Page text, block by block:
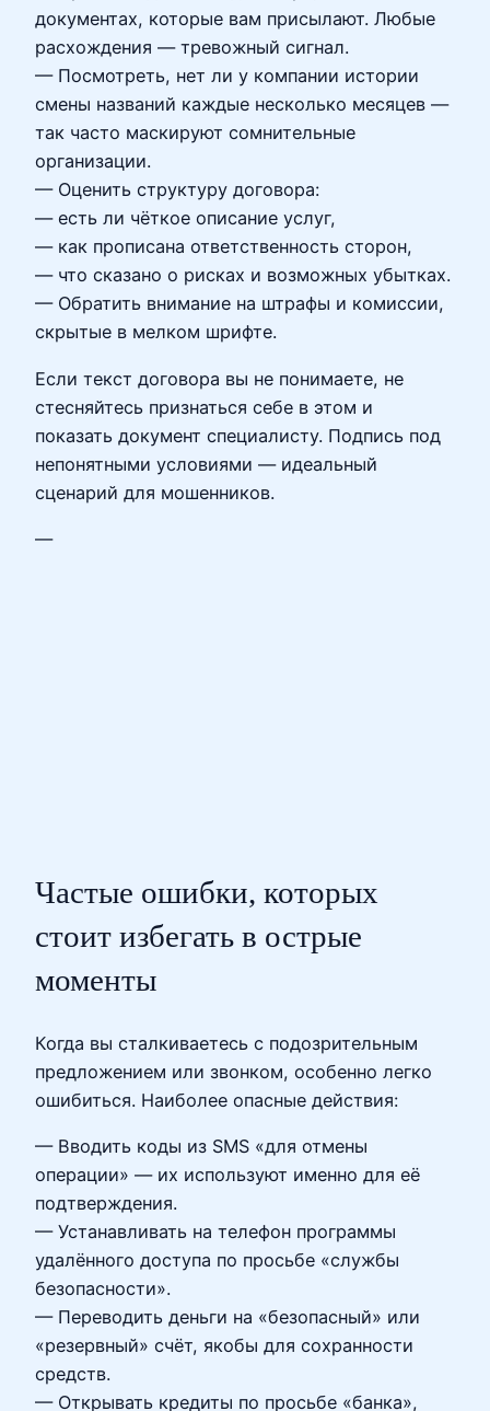
документах, которые вам присылают. Любые
расхождения — тревожный сигнал.
— Посмотреть, нет ли у компании истории
смены названий каждые несколько месяцев —
так часто маскируют сомнительные
организации.
— Оценить структуру договора:
— есть ли чёткое описание услуг,
— как прописана ответственность сторон,
— что сказано о рисках и возможных убытках.
— Обратить внимание на штрафы и комиссии,
скрытые в мелком шрифте.
Если текст договора вы не понимаете, не
стесняйтесь признаться себе в этом и
показать документ специалисту. Подпись под
непонятными условиями — идеальный
сценарий для мошенников.
—
Частые ошибки, которых
стоит избегать в острые
моменты
Когда вы сталкиваетесь с подозрительным
предложением или звонком, особенно легко
ошибиться. Наиболее опасные действия:
— Вводить коды из SMS «для отмены
операции» — их используют именно для её
подтверждения.
— Устанавливать на телефон программы
удалённого доступа по просьбе «службы
безопасности».
— Переводить деньги на «безопасный» или
«резервный» счёт, якобы для сохранности
средств.
— Открывать кредиты по просьбе «банка»,